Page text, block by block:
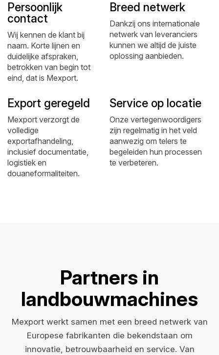
Persoonlijk
contact
Wij kennen de klant bij
naam. Korte lijnen en
duidelijke afspraken,
betrokken van begin tot
eind, dat is Mexport.
Breed netwerk
Dankzij ons internationale
netwerk van leveranciers
kunnen we altijd de juiste
oplossing aanbieden.
Export geregeld
Mexport verzorgt de
volledige
exportafhandeling,
inclusief documentatie,
logistiek en
douaneformaliteiten.
Service op locatie
Onze vertegenwoordigers
zijn regelmatig in het veld
aanwezig om telers te
begeleiden hun processen
te verbeteren.
Partners in
landbouwmachines
Mexport werkt samen met een breed netwerk van
Europese fabrikanten die bekendstaan om
innovatie, betrouwbaarheid en service. Van